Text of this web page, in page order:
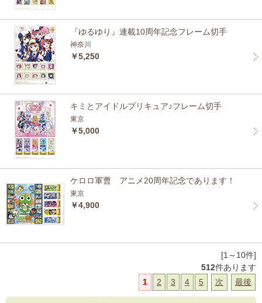
『ゆるゆり』連載10周年記念フレーム切手
神奈川
￥5,250
キミとアイドルプリキュア♪フレーム切手
東京
￥5,000
ケロロ軍曹 アニメ20周年記念であります！
東京
￥4,900
[1～10件]
512件あります
1
2 3 4 5 次 最後